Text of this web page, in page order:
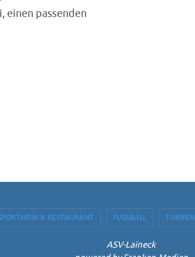
einen passenden
& RESTAURANT FUSSBALL TURNEN
ASV-Laineck